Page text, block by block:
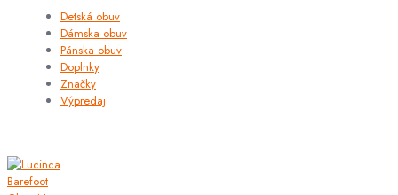
Detská obuv
Dámska obuv
Pánska obuv
Doplnky
Značky
Výpredaj